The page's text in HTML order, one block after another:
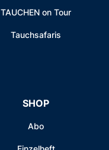
TAUCHEN on Tour
Tauchsafaris
SHOP
Abo